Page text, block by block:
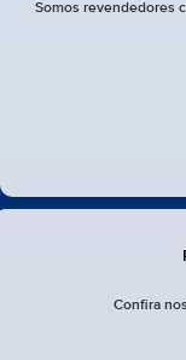
Somos revendedores
Confira